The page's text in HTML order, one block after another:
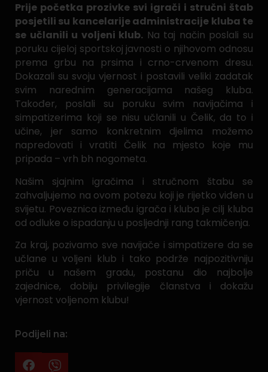
Prije početka prozivke svi igrači i stručni štab
posjetili su kancelarije administracije kluba te
se učlanili u voljeni klub. Na taj način poslali su
poruku cijeloj sportskoj javnosti o njihovom odnosu
prema grbu na prsima i crno-crvenom dresu.
Dokazali su svoju vjernost i postavili veliki zadatak
svim narednim generacijama našeg kluba.
Također, poslali su poruku svim navijačima i
simpatizerima koji se nisu učlanili u Čelik, da to i
učine, jer samo konkretnim djelima možemo
napredovati i vratiti Čelik na mjesto koje mu
pripada – vrh bh nogometa.
Našim sjajnim igračima i stručnom štabu se
zahvaljujemo na ovom potezu koji je rijetko viđen u
svijetu. Poveznica između igrača i kluba je cilj kluba
od odluke o ispadanju u posljednji rang takmičenja.
Za kraj, pozivamo sve navijače i simpatizere da se
učlane u voljeni klub i tako podrže najpozitivniju
priču u našem gradu, postanu dio najbolje
zajednice, dobiju privilegije članstva i dokažu
vjernost voljenom klubu!
Podijeli na: